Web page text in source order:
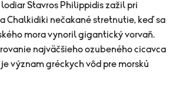
Stavros Philippidis zažil pri
Chalkidiki nečakané stretnutie, keď sa
mora vynoril gigantický vorvaň.
najväčšieho ozubeného cicavca
význam gréckych vôd pre morskú